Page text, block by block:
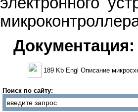
Документация:
189 Kb Engl Описание
Поиск по сайту: